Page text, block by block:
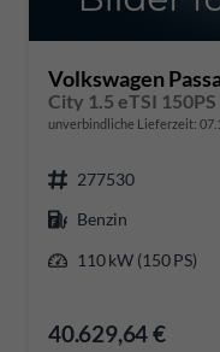
Volkswagen
City 1.5 eTSI
unverbindliche Lieferzeit:
277530
Benzin
110 kW (150 PS)
40.629,64 €